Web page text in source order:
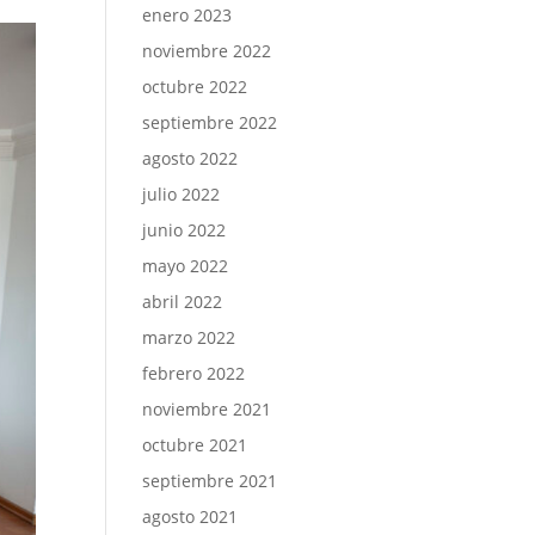
enero 2023
noviembre 2022
octubre 2022
septiembre 2022
agosto 2022
julio 2022
junio 2022
mayo 2022
abril 2022
marzo 2022
febrero 2022
noviembre 2021
octubre 2021
septiembre 2021
agosto 2021